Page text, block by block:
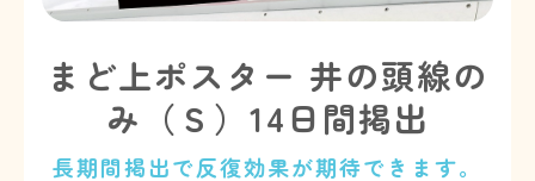
まど上ポスター 井の頭線の
み（Ｓ）14日間掲出
長期間掲出で反復効果が期待できます。